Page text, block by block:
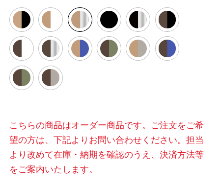
こちらの商品はオーダー商品です。ご注文をご希
望の方は、下記よりお問い合わせください。担当
より改めて在庫・納期を確認のうえ、決済方法等
をご案内いたします。